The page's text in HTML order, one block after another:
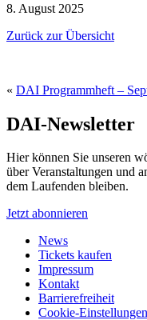
8. August 2025
Zurück zur Übersicht
« DAI Programmheft –
DAI-Newsletter
Hier können Sie unseren
über Veranstaltungen und
dem Laufenden bleiben.
Jetzt abonnieren
News
Tickets kaufen
Impressum
Kontakt
Barrierefreiheit
Cookie-Einstellungen